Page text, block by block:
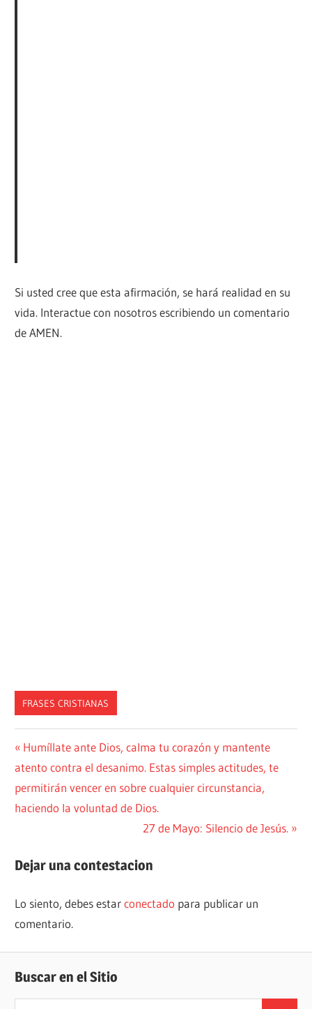
Si usted cree que esta afirmación, se hará realidad en su
vida. Interactue con nosotros escribiendo un comentario
de AMEN.
FRASES CRISTIANAS
Navegación
de
entradas
Entrada
anterior:
Humíllate ante Dios, calma tu corazón y mantente
atento contra el desanimo. Estas simples actitudes, te
permitirán vencer en sobre cualquier circunstancia,
haciendo la voluntad de Dios.
Siguiente
27 de Mayo: Silencio de Jesús.
Dejar una contestacion
Lo siento, debes estarconectado para publicar un
comentario.
Buscar en el Sitio